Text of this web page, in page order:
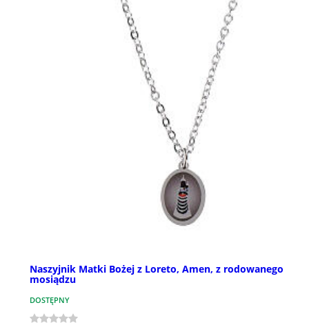
Naszyjnik Matki Bożej z Loreto, Amen, z rodowanego
mosiądzu
DOSTĘPNY